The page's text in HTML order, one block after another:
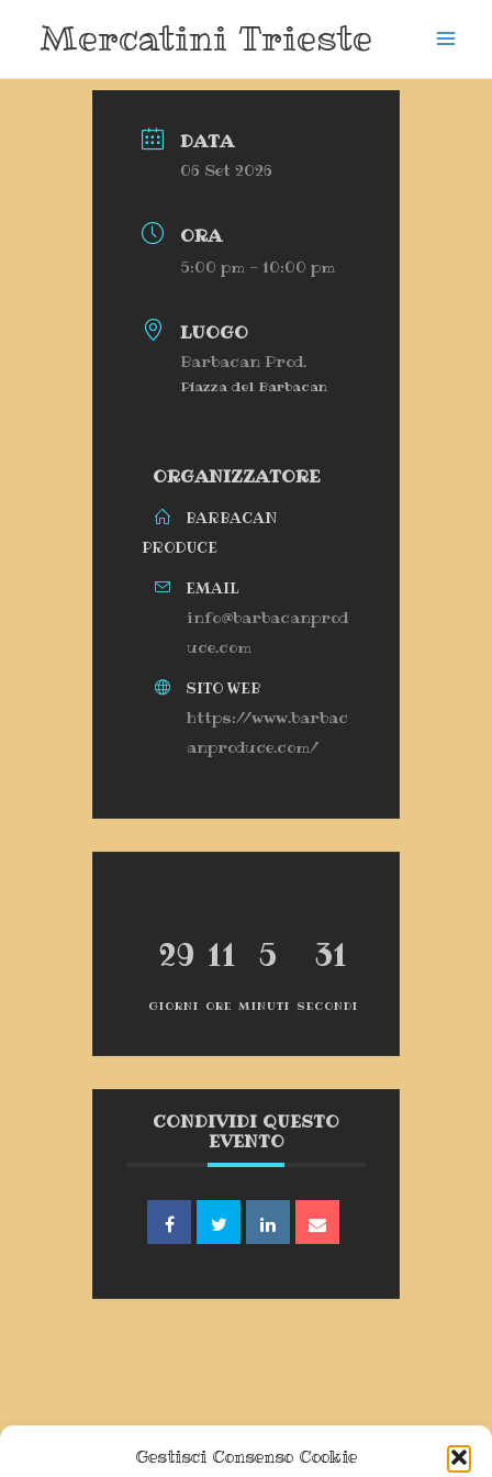
Gestisci Consenso Cookie
contenuto
Mercatini Trieste
DATA
06 Set 2026
ORA
5:00 pm - 10:00 pm
LUOGO
Barbacan Prod.
Piazza del Barbacan
ORGANIZZATORE
BARBACAN
PRODUCE
EMAIL
info@barbacanprod
uce.com
SITO WEB
https://www.barbac
anproduce.com/
29
GIORNI
11
ORE
5
MINUTI
31
SECONDI
CONDIVIDI QUESTO
EVENTO